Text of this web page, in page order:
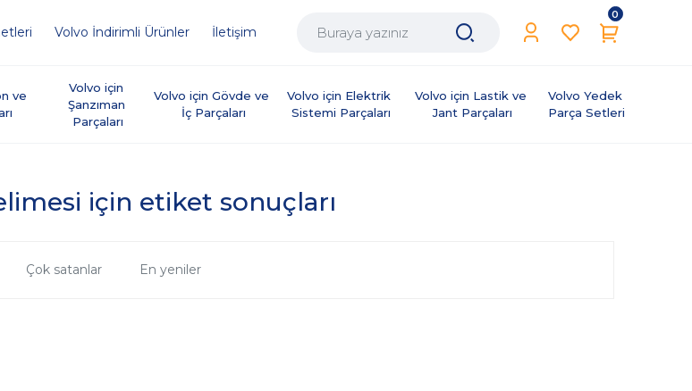
Volvo İndirimli Ürünler İletişim
0
ve
Volvo için
Şanzıman
Parçaları
Volvo için Gövde ve
İç Parçaları
Volvo için Elektrik
Sistemi Parçaları
Volvo için Lastik ve
Jant Parçaları
Volvo Yedek
Parça Setleri
için etiket sonuçları
Çok satanlar En yeniler